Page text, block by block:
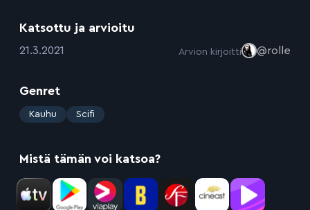
Katsottu ja arvioitu
:21.3.2021 Arvion kirjoitti @rolle
Genret
: Kauhu Scifi
Mistä tämän voi katsoa?